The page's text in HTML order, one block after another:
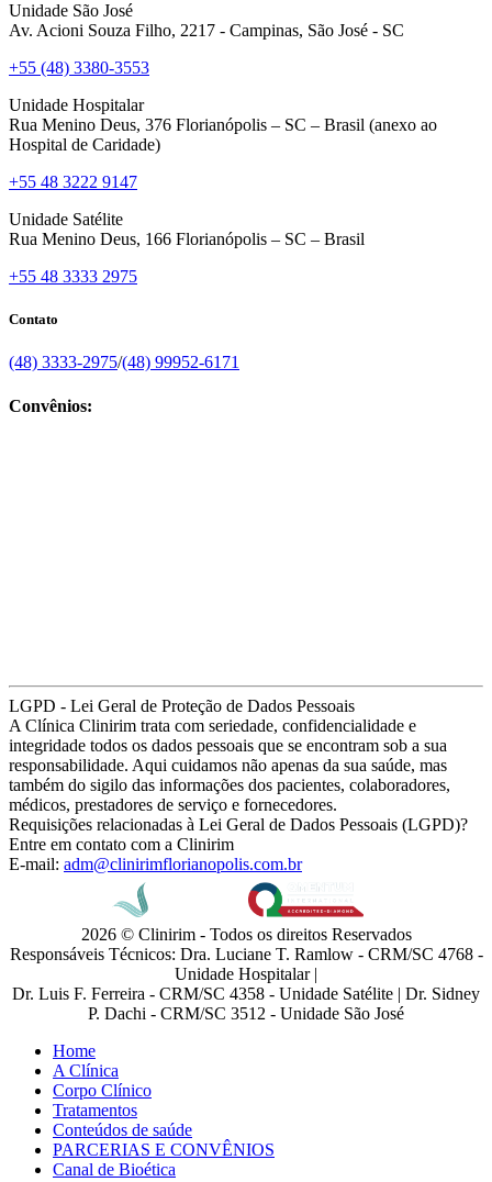
Unidade São José
Av. Acioni Souza Filho, 2217 - Campinas, São José - SC
+55 (48) 3380-3553
Unidade Hospitalar
Rua Menino Deus, 376 Florianópolis – SC – Brasil (anexo ao
Hospital de Caridade)
+55 48 3222 9147
Unidade Satélite
Rua Menino Deus, 166 Florianópolis – SC – Brasil
+55 48 3333 2975
Contato
(48) 3333-2975/(48) 99952-6171
Convênios:
LGPD - Lei Geral de Proteção de Dados Pessoais
A Clínica Clinirim trata com seriedade, confidencialidade e
integridade todos os dados pessoais que se encontram sob a sua
responsabilidade. Aqui cuidamos não apenas da sua saúde, mas
também do sigilo das informações dos pacientes, colaboradores,
médicos, prestadores de serviço e fornecedores.
Requisições relacionadas à Lei Geral de Dados Pessoais (LGPD)?
Entre em contato com a Clinirim
E-mail: adm@clinirimflorianopolis.com.br
2026 © Clinirim - Todos os direitos Reservados
Responsáveis Técnicos: Dra. Luciane T. Ramlow - CRM/SC 4768 -
Unidade Hospitalar |
Dr. Luis F. Ferreira - CRM/SC 4358 - Unidade Satélite | Dr. Sidney
P. Dachi - CRM/SC 3512 - Unidade São José
Home
A Clínica
Corpo Clínico
Tratamentos
Conteúdos de saúde
PARCERIAS E CONVÊNIOS
Canal de Bioética